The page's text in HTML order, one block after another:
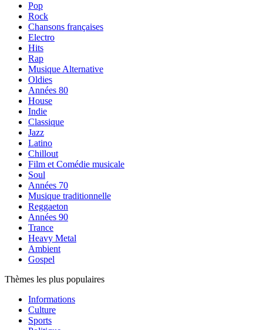
Pop
Rock
Chansons françaises
Electro
Hits
Rap
Musique Alternative
Oldies
Années 80
House
Indie
Classique
Jazz
Latino
Chillout
Film et Comédie musicale
Soul
Années 70
Musique traditionnelle
Reggaeton
Années 90
Trance
Heavy Metal
Ambient
Gospel
Thèmes les plus populaires
Informations
Culture
Sports